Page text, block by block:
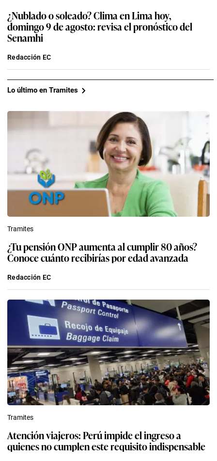
¿Nublado o soleado? Clima en Lima hoy,
domingo 9 de agosto: revisa el pronóstico del
Senamhi
Redacción EC
Lo último en Tramites
Tramites
¿Tu pensión ONP aumenta al cumplir 80 años?
Conoce cuánto recibirías por edad avanzada
Redacción EC
Tramites
Atención viajeros: Perú impide el ingreso a
quienes no cumplen este requisito indispensable